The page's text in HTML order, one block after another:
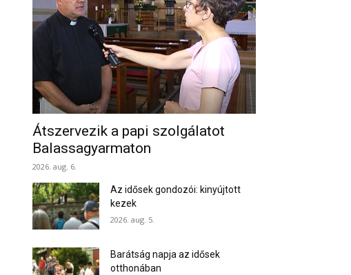
Átszervezik a papi szolgálatot
Balassagyarmaton
2026. aug. 6.
Az idősek gondozói: kinyújtott
kezek
2026. aug. 5.
Barátság napja az idősek
otthonában